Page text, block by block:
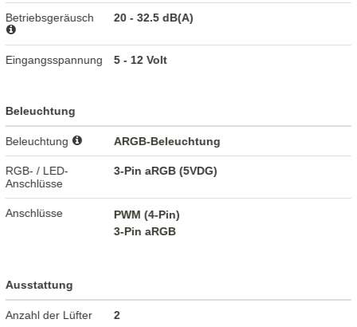
Betriebsgeräusch 20 - 32.5 dB(A)
Eingangsspannung 5 - 12 Volt
Beleuchtung
Beleuchtung ARGB-Beleuchtung
RGB- / LED-
Anschlüsse
3-Pin aRGB (5VDG)
Anschlüsse
PWM (4-Pin)
3-Pin aRGB
Ausstattung
Anzahl der Lüfter 2